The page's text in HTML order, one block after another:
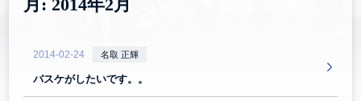
月: 2014年2月
2014-02-24 名取 正輝
バスケがしたいです。。